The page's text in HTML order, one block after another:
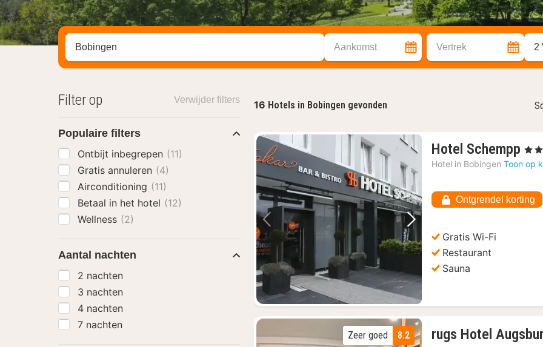
Zoek op hotel, regio of stad Aankomst Vertrek 2
16 Hotels in Bobingen gevonden
Vorige foto Volgende foto
Hotel Schempp 1
€
, 4
Hotel in Bobingen Toon op
Ontgrendel korting
Gratis Wi-Fi
Restaurant
Sauna
8.2
Zeer goed rugs Hotel
Filter op Verwijder filters
Populaire filters
Ontbijt inbegrepen (11)
Gratis annuleren (4)
Airconditioning (11)
Betaal in het hotel (12)
Wellness (2)
Aantal nachten
2 nachten
3 nachten
4 nachten
7 nachten